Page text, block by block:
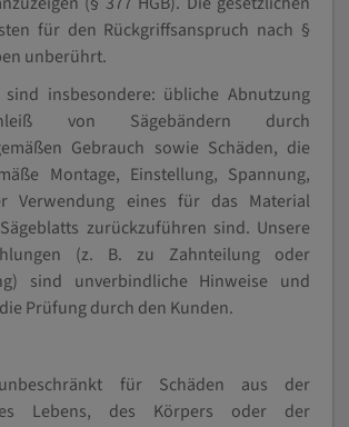
für den Rückgriffsanspruch nach §
unberührt.
sind insbesondere: übliche Abnutzung
von Sägebändern durch
Gebrauch sowie Schäden, die
Montage, Einstellung, Spannung,
Verwendung eines für das Material
zurückzuführen sind. Unsere
(z. B. zu Zahnteilung oder
sind unverbindliche Hinweise und
Prüfung durch den Kunden.
für Schäden aus der
Lebens, des Körpers oder der